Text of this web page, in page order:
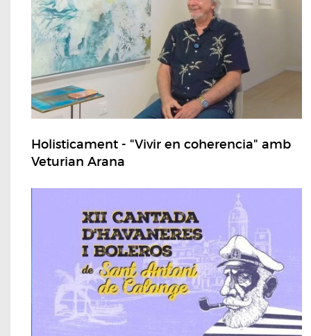
Holisticament - "Vivir en coherencia" amb
Veturian Arana